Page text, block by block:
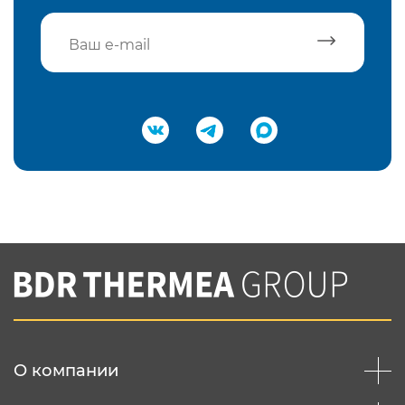
Подтвердить e-mail
Вы соглашаетесь с нашей политикой
конфеденциальности
О компании